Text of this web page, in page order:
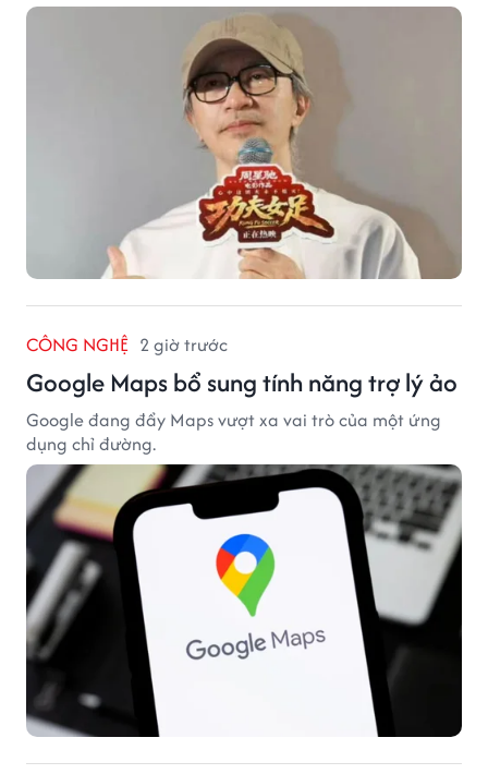
CÔNG NGHỆ 2 giờ trước
Google Maps bổ sung tính năng trợ lý ảo
Google đang đẩy Maps vượt xa vai trò của một ứng
dụng chỉ đường.